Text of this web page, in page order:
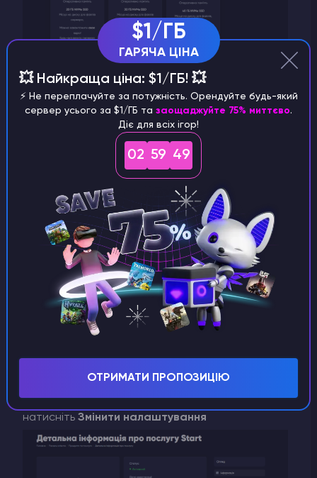
Та натискаємо завершити
Після цього вам потрібно перезавантажити
сервер
Готово. Ви змінили ваш тариф та змінили
Як змінити ваш сервер SSD, CPU, резервні копії
Перейдіть до панелі клієнта, оберіть сервер та
натисніть Змінити налаштування
$1/ГБ
ГАРЯЧА ЦІНА
💥 Найкраща ціна: $1/ГБ! 💥
⚡️ Не переплачуйте за потужність. Орендуйте будь-який
сервер усього за $1/ГБ та заощаджуйте 75% миттєво.
Діє для всіх ігор!
02 59 49
ОТРИМАТИ ПРОПОЗИЦІЮ